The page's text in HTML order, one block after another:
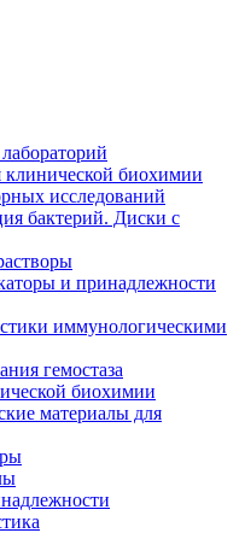
клинической биохимии
исследований
бактерий. Диски с
и принадлежности
иммунологическими
гемостаза
биохимии
материалы для